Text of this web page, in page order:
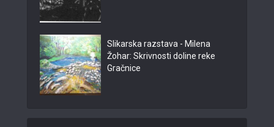
Slikarska razstava - Milena
Žohar: Skrivnosti doline reke
Gračnice